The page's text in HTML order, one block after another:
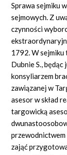
Sprawa sejmiku
sejmowych. Z
czynności
1792. W sejmiku
Dubnie S.,
konsyliarzem
zawiązanej w
asesor w skład
targowicką
zająć